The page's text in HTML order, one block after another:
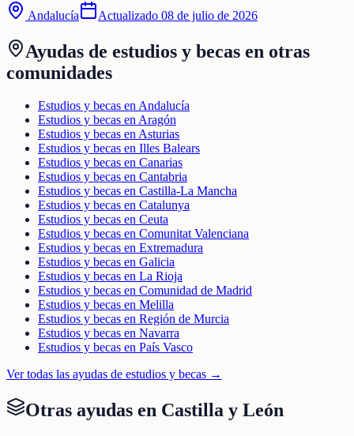
Andalucía Actualizado 08 de julio de 2026
Ayudas de estudios y becas en otras
comunidades
Estudios y becas en Andalucía
Estudios y becas en Aragón
Estudios y becas en Asturias
Estudios y becas en Illes Balears
Estudios y becas en Canarias
Estudios y becas en Cantabria
Estudios y becas en Castilla-La Mancha
Estudios y becas en Catalunya
Estudios y becas en Ceuta
Estudios y becas en Comunitat Valenciana
Estudios y becas en Extremadura
Estudios y becas en Galicia
Estudios y becas en La Rioja
Estudios y becas en Comunidad de Madrid
Estudios y becas en Melilla
Estudios y becas en Región de Murcia
Estudios y becas en Navarra
Estudios y becas en País Vasco
Ver todas las ayudas de estudios y becas →
Otras ayudas en Castilla y León